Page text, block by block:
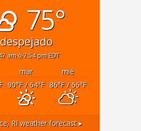
75°
despejado
am 7:54 pm EDT
mar
mié
90°F/ 64°F 86°F/ 66°F
RI weather forecast ▸